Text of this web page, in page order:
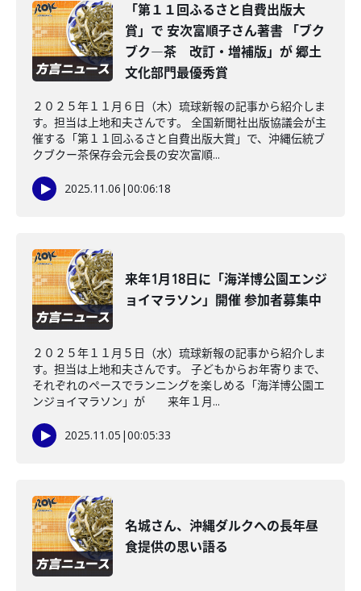
「第１１回ふるさと自費出版大
賞」で 安次富順子さん著書 「ブク
ブク―茶 改訂・増補版」が 郷土
文化部門最優秀賞
２０２５年１１月６日（木）琉球新報の記事から紹介しま
す。担当は上地和夫さんです。 全国新聞社出版協議会が主
催する「第１１回ふるさと自費出版大賞」で、沖縄伝統ブ
クブクー茶保存会元会長の安次富順...
2025.11.06 |00:06:18
来年1月18日に「海洋博公園エンジ
ョイマラソン」開催 参加者募集中
２０２５年１１月５日（水）琉球新報の記事から紹介しま
す。担当は上地和夫さんです。 子どもからお年寄りまで、
それぞれのペースでランニングを楽しめる「海洋博公園エ
ンジョイマラソン」が 来年１月...
2025.11.05 |00:05:33
名城さん、沖縄ダルクへの長年昼
食提供の思い語る